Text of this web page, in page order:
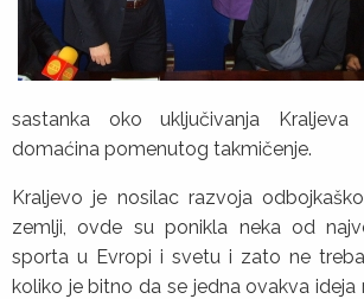
sastanka oko uključivanja
domaćina pomenutog takmičenje.
Kraljevo je nosilac razvoja
zemlji, ovde su ponikla neka od
sporta u Evropi i svetu i zato ne
koliko je bitno da se jedna ovakva ideja